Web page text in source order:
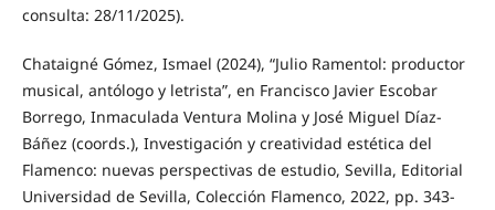
consulta: 28/11/2025).
Chataigné Gómez, Ismael (2024), “Julio Ramentol: productor
musical, antólogo y letrista”, en Francisco Javier Escobar
Borrego, Inmaculada Ventura Molina y José Miguel Díaz-
Báñez (coords.), Investigación y creatividad estética del
Flamenco: nuevas perspectivas de estudio, Sevilla, Editorial
Universidad de Sevilla, Colección Flamenco, 2022, pp. 343-